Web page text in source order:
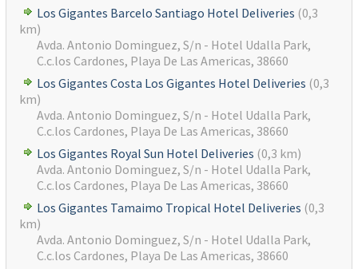
Los Gigantes Barcelo Santiago Hotel Deliveries (0,3
km)
Avda. Antonio Dominguez, S/n - Hotel Udalla Park,
C.c.los Cardones, Playa De Las Americas, 38660
Los Gigantes Costa Los Gigantes Hotel Deliveries (0,3
km)
Avda. Antonio Dominguez, S/n - Hotel Udalla Park,
C.c.los Cardones, Playa De Las Americas, 38660
Los Gigantes Royal Sun Hotel Deliveries (0,3 km)
Avda. Antonio Dominguez, S/n - Hotel Udalla Park,
C.c.los Cardones, Playa De Las Americas, 38660
Los Gigantes Tamaimo Tropical Hotel Deliveries (0,3
km)
Avda. Antonio Dominguez, S/n - Hotel Udalla Park,
C.c.los Cardones, Playa De Las Americas, 38660